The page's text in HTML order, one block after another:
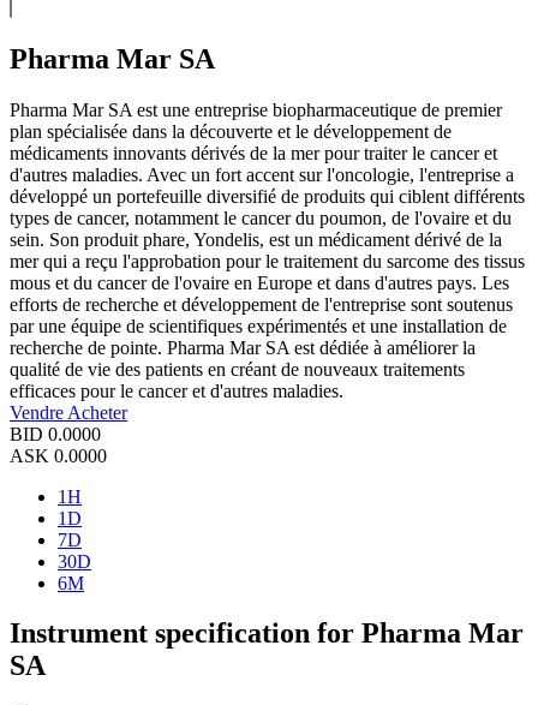
Pharma Mar SA
Pharma Mar SA est une entreprise biopharmaceutique de premier
plan spécialisée dans la découverte et le développement de
médicaments innovants dérivés de la mer pour traiter le cancer et
d'autres maladies. Avec un fort accent sur l'oncologie, l'entreprise a
développé un portefeuille diversifié de produits qui ciblent différents
types de cancer, notamment le cancer du poumon, de l'ovaire et du
sein. Son produit phare, Yondelis, est un médicament dérivé de la
mer qui a reçu l'approbation pour le traitement du sarcome des tissus
mous et du cancer de l'ovaire en Europe et dans d'autres pays. Les
efforts de recherche et développement de l'entreprise sont soutenus
par une équipe de scientifiques expérimentés et une installation de
recherche de pointe. Pharma Mar SA est dédiée à améliorer la
qualité de vie des patients en créant de nouveaux traitements
efficaces pour le cancer et d'autres maladies.
Vendre Acheter
BID 0.0000
ASK 0.0000
1H
1D
7D
30D
6M
Instrument specification for Pharma Mar
SA